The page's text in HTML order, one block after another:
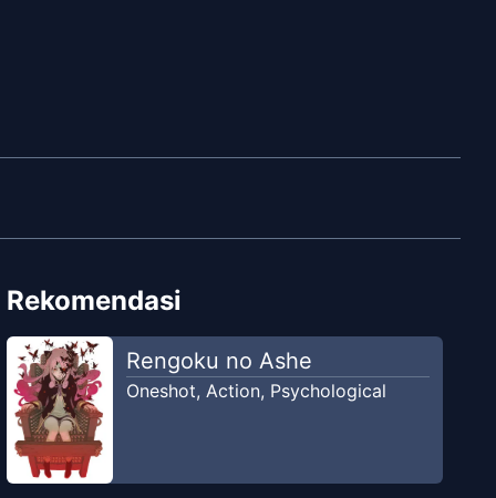
Rekomendasi
Rengoku no Ashe
Oneshot, Action, Psychological